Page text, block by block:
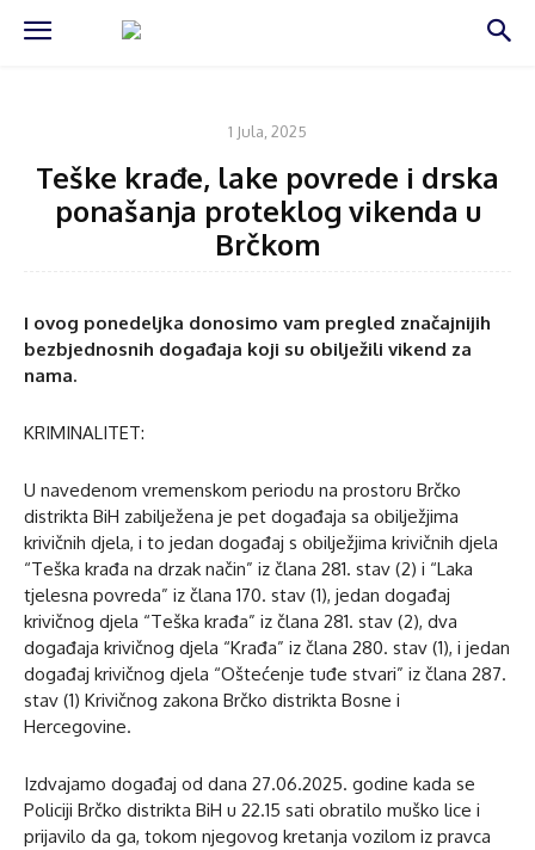
1 Jula, 2025
Teške krađe, lake povrede i drska
ponašanja proteklog vikenda u
Brčkom
I ovog ponedeljka donosimo vam pregled značajnijih
bezbjednosnih događaja koji su obilježili vikend za
nama.
KRIMINALITET:
U navedenom vremenskom periodu na prostoru Brčko
distrikta BiH zabilježena je pet događaja sa obilježjima
krivičnih djela, i to jedan događaj s obilježjima krivičnih djela
“Teška krađa na drzak način” iz člana 281. stav (2) i “Laka
tjelesna povreda” iz člana 170. stav (1), jedan događaj
krivičnog djela “Teška krađa” iz člana 281. stav (2), dva
događaja krivičnog djela “Krađa” iz člana 280. stav (1), i jedan
događaj krivičnog djela “Oštećenje tuđe stvari” iz člana 287.
stav (1) Krivičnog zakona Brčko distrikta Bosne i
Hercegovine.
Izdvajamo događaj od dana 27.06.2025. godine kada se
Policiji Brčko distrikta BiH u 22.15 sati obratilo muško lice i
prijavilo da ga, tokom njegovog kretanja vozilom iz pravca